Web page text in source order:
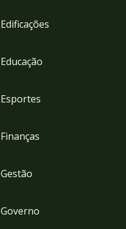
Edificações
Educação
Esportes
Finanças
Gestão
Governo